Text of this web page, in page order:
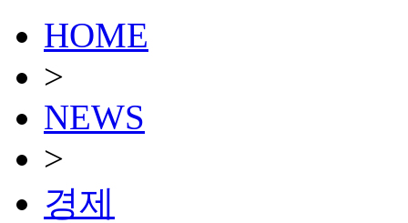
HOME
>
NEWS
>
경제